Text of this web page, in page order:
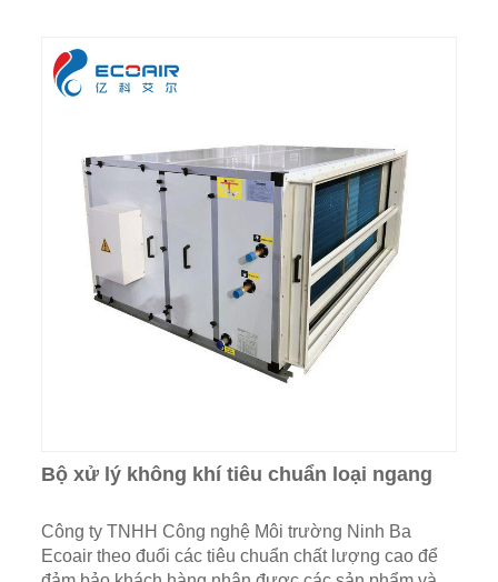
Bộ xử lý không khí tiêu chuẩn loại ngang
Công ty TNHH Công nghệ Môi trường Ninh Ba
Ecoair theo đuổi các tiêu chuẩn chất lượng cao để